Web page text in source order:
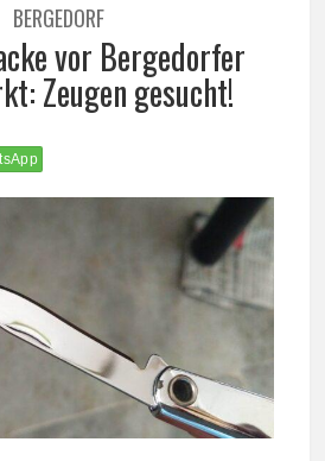
BERGEDORF
vor Bergedorfer
Zeugen gesucht!